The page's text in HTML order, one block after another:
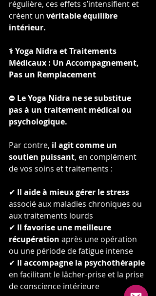
régulière, ces effets s’intensifient et
créent un véritable équilibre
intérieur.
⚕️ Yoga Nidra et Traitements
Médicaux : Un Accompagnement,
Pas un Remplacement
⛔ Le Yoga Nidra ne se substitue
pas à un traitement médical ou
psychologique.
Par contre, il agit comme un
soutien puissant, en complément
de vos soins et traitements :
✔ Il aide à mieux gérer le stress
associé aux maladies chroniques ou
aux traitements lourds
✔ Il favorise une meilleure
récupération après une opération
ou une période de fatigue intense
✔ Il accompagne la psychothérapie
en facilitant le lâcher-prise et la prise
de conscience intérieure